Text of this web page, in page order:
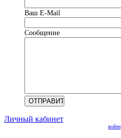
Ваш Е-Mail
Сообщение
Личный кабинет
войти